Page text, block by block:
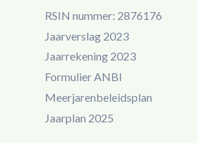
RSIN nummer: 2876176
Jaarverslag 2023
Jaarrekening 2023
Formulier ANBI
Meerjarenbeleidsplan
Jaarplan 2025